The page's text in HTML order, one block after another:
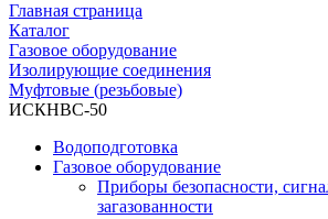
Главная страница
Каталог
Газовое оборудование
Изолирующие соединения
Муфтовые (резьбовые)
ИСКНВС-50
Водоподготовка
Газовое оборудование
Приборы безопасности,
загазованности